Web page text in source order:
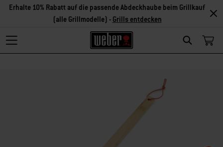
Search
Erhalte 10% Rabatt auf die passende Abdeckhaube beim Grillkauf
(alle Grillmodelle) - Grills entdecken